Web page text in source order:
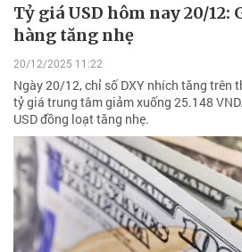
Tỷ giá USD hôm nay 20/12:
hàng tăng nhẹ
20/12/2025 11:22
Ngày 20/12, chỉ số DXY nhích tăng trên
tỷ giá trung tâm giảm xuống 25.148
USD đồng loạt tăng nhẹ.